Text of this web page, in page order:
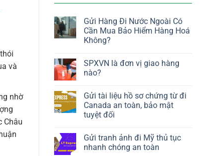
và
nhờ
Châu
Gửi Hàng Đi Nước Ngoài Có
Cần Mua Bảo Hiểm Hàng Hoá
Không?
SPXVN là đơn vị giao hàng
nào?
Gửi tài liệu hồ sơ chứng từ đi
Canada an toàn, bảo mật
tuyệt đối
Gửi tranh ảnh đi Mỹ thủ tục
nhanh chóng an toàn